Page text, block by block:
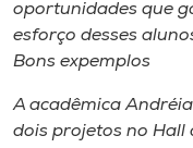
Selecione
o idioma
A+
oportunidades que
esforço desses
Bons expemplos
A acadêmica
dois projetos no Hall